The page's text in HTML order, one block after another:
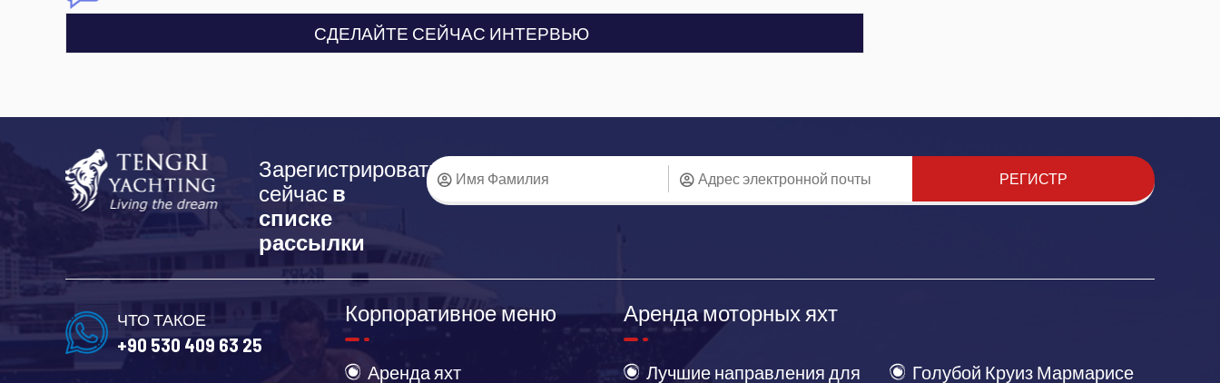
СДЕЛАЙТЕ СЕЙЧАС ИНТЕРВЬЮ
Зарегистрироваться
сейчас в
списке
рассылки
РЕГИСТР
ЧТО ТАКОЕ
+90 530 409 63 25
Корпоративное меню
Аренда яхт
Аренда моторных яхт
Лучшие направления для Голубой Круиз Мармарисе